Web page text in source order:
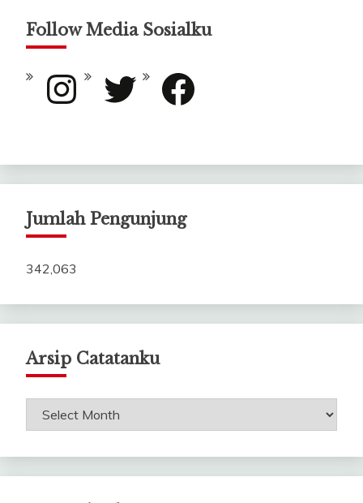
Follow Media Sosialku
Instagram Twitter Facebook
Jumlah Pengunjung
342,063
Arsip Catatanku
Arsip
Catatanku